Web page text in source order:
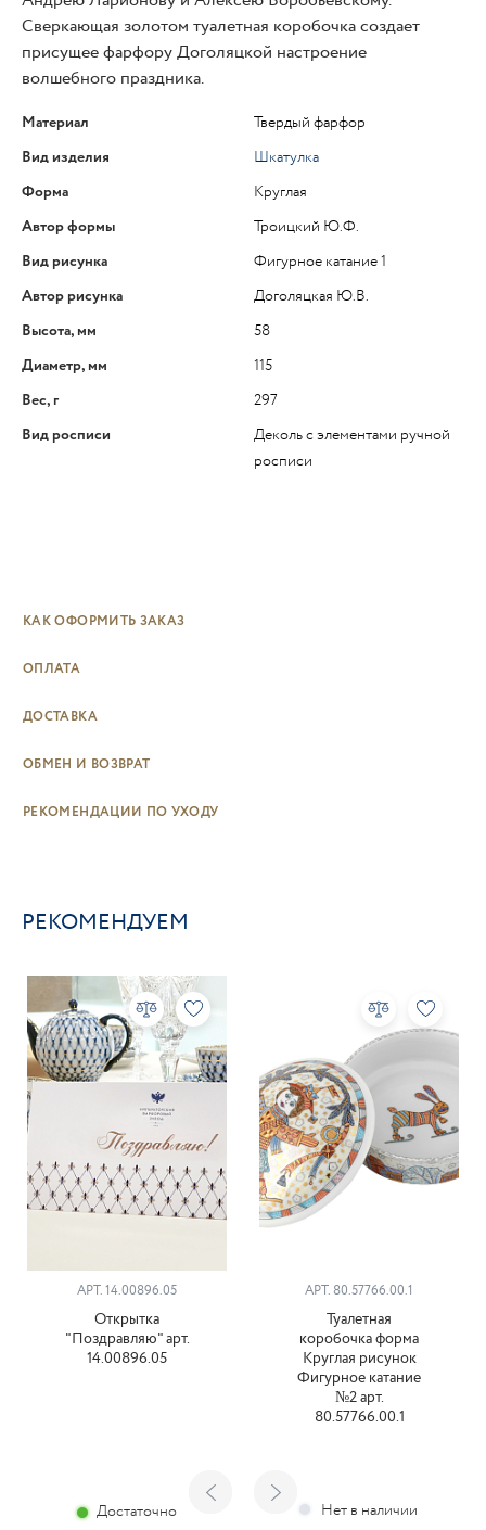
Сверкающая золотом туалетная коробочка создает
присущее фарфору Доголяцкой настроение
волшебного праздника.
Материал
Твердый фарфор
Вид изделия
Шкатулка
Форма
Круглая
Автор формы
Троицкий Ю.Ф.
Вид рисунка
Фигурное катание 1
Автор рисунка
Доголяцкая Ю.В.
Высота, мм
58
Диаметр, мм
115
Вес, г
297
Вид росписи
Деколь с элементами ручной
росписи
КАК ОФОРМИТЬ ЗАКАЗ
ОПЛАТА
ДОСТАВКА
ОБМЕН И ВОЗВРАТ
РЕКОМЕНДАЦИИ ПО УХОДУ
РЕКОМЕНДУЕМ
АРТ. 14.00896.05
Открытка
"Поздравляю" арт.
14.00896.05
Достаточно
АРТ. 80.57766.00.1
Туалетная
коробочка форма
Круглая рисунок
Фигурное катание
№2 арт.
80.57766.00.1